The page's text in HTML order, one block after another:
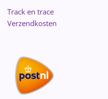
Track en trace
Verzendkosten